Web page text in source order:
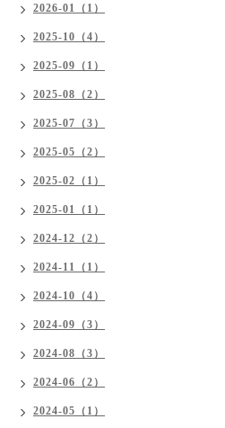
2026-01（1）
2025-10（4）
2025-09（1）
2025-08（2）
2025-07（3）
2025-05（2）
2025-02（1）
2025-01（1）
2024-12（2）
2024-11（1）
2024-10（4）
2024-09（3）
2024-08（3）
2024-06（2）
2024-05（1）